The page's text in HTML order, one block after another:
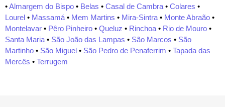
•Almargem do Bispo • Belas • Casal de Cambra • Colares •
Lourel • Massamá • Mem Martins • Mira-Sintra • Monte Abraão •
Montelavar • Pêro Pinheiro • Queluz • Rinchoa • Rio de Mouro •
Santa Maria • São João das Lampas • São Marcos • São
Martinho • São Miguel • São Pedro de Penaferrim • Tapada das
Mercês • Terrugem